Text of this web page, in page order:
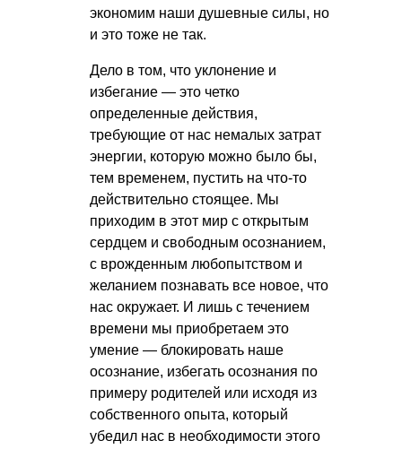
экономим наши душевные силы, но
и это тоже не так.
Дело в том, что уклонение и
избегание — это четко
определенные действия,
требующие от нас немалых затрат
энергии, которую можно было бы,
тем временем, пустить на что-то
действительно стоящее. Мы
приходим в этот мир с открытым
сердцем и свободным осознанием,
с врожденным любопытством и
желанием познавать все новое, что
нас окружает. И лишь с течением
времени мы приобретаем это
умение — блокировать наше
осознание, избегать осознания по
примеру родителей или исходя из
собственного опыта, который
убедил нас в необходимости этого